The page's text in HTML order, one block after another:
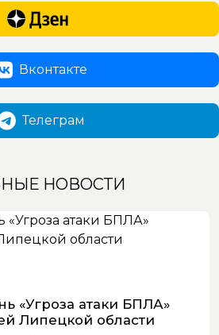
Вконтакте
Телеграм
НОВОСТИ
«Угроза атаки БПЛА»
Липецкой области